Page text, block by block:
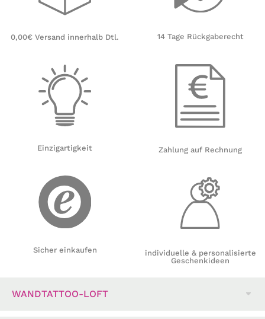
0,00€ Versand innerhalb Dtl.
Einzigartigkeit
Sicher einkaufen
14 Tage Rückgaberecht
Zahlung auf Rechnung
individuelle & personalisierte
Geschenkideen
WANDTATTOO-LOFT